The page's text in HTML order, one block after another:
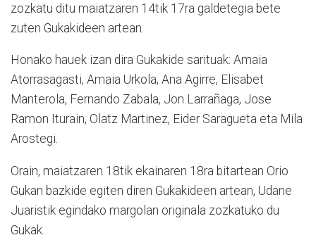
zozkatu ditu maiatzaren 14tik 17ra galdetegia bete
zuten Gukakideen artean.
Honako hauek izan dira Gukakide sarituak: Amaia
Atorrasagasti, Amaia Urkola, Ana Agirre, Elisabet
Manterola, Fernando Zabala, Jon Larrañaga, Jose
Ramon Iturain, Olatz Martinez, Eider Saragueta eta Mila
Arostegi.
Orain, maiatzaren 18tik ekainaren 18ra bitartean Orio
Gukan bazkide egiten diren Gukakideen artean, Udane
Juaristik egindako margolan originala zozkatuko du
Gukak.